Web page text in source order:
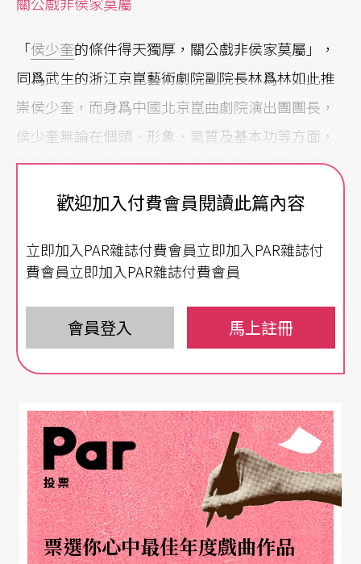
「侯少奎的條件得天獨厚，關公戲非侯家莫屬」，
同爲武生的浙江京崑藝術劇院副院長林爲林如此推
崇侯少奎，而身爲中國北京崑曲劇院演出團團長，
侯少奎無論在個頭、形象、氣質及基本功等方面，
也的確少有具備此等條件的後輩能與之並駕齊驅。
中國戲劇第二屆梅花獎的得主，侯少奎生於戲劇世
家，從小由其父侯永奎敎授以「坐如鐘、站如松、
走如風」爲藝術特點的侯派藝術。戲劇的特點反映
武體格相得益彰，較南崑發展的更爲凸出，風格也
顯得剛健、粗獷、高亢、激昻。侯少奎的代表劇目
〈武松打虎〉、〈艷陽樓〉等，功架扎實外，侯少
奎的唱功旋律如實，〈單刀會〉中高低音變化幅度
極大，侯少奎高亢的嗓音中以滿宮滿調及淸晰的吐
字，唱出底蘊醇厚的戲曲曲韻之美。而訓練在台上
快、穩的「圓廠功」及拿刀槍兵器對打的「把子
功」，都是訓練過程裡奠下的基石。
歡迎加入付費會員閱讀此篇內容
立即加入PAR雜誌付費會員立即加入PAR雜誌付
費會員立即加入PAR雜誌付費會員
會員登入 馬上註冊
投票
票選你心中最佳年度戲曲作品